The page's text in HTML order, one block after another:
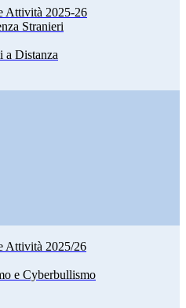
Attività 2025-26
Stranieri
Distanza
Attività 2025/26
e Cyberbullismo